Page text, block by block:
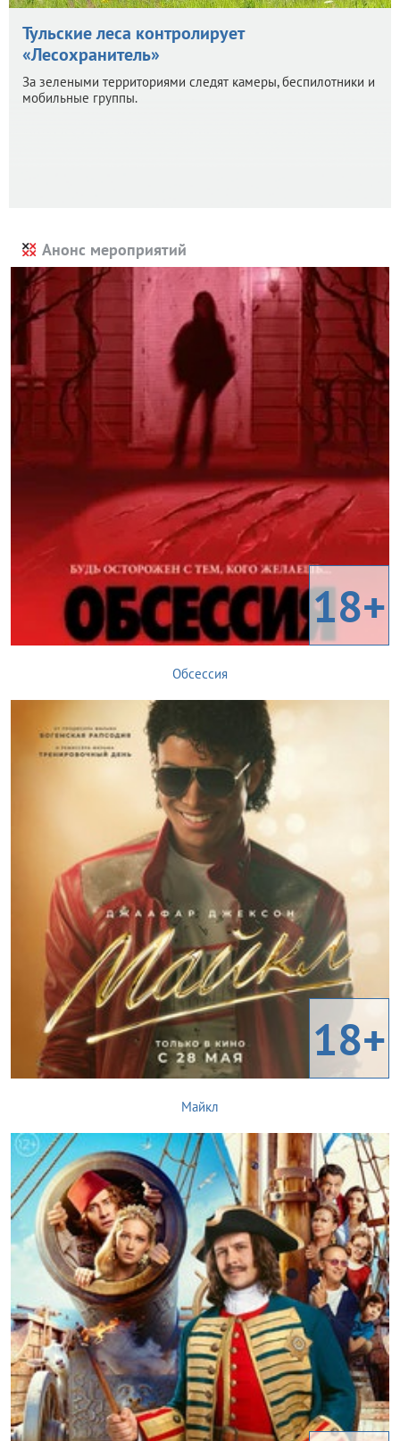
Тульские леса контролирует
«Лесохранитель»
За зелеными территориями следят камеры, беспилотники и
мобильные группы.
Анонс мероприятий
18+
Обсессия
18+
Майкл